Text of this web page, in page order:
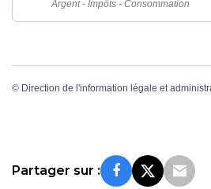
Argent - Impôts - Consommation
© Direction de l'information légale et
Partager sur :